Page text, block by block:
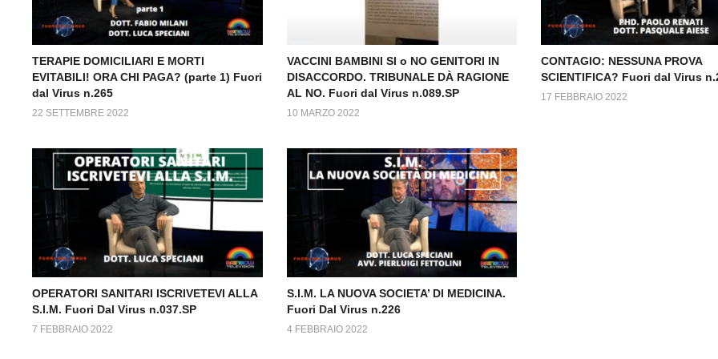
TERAPIE DOMICILIARI E MORTI
EVITABILI! ORA CHI PAGA? (parte 1) Fuori
dal Virus n.265
22 SETTEMBRE 2022
VACCINI BAMBINI SI o NO GENITORI IN
DISACCORDO. TRIBUNALE DÀ RAGIONE
AL NO. Fuori dal Virus n.089.SP
10 MARZO 2022
CONTAGIO: NESSUNA PROVA
SCIENTIFICA? Fuori dal Virus
17 FEBBRAIO 2022
OPERATORI SANITARI ISCRIVETEVI ALLA
S.I.M. Fuori Dal Virus n.037.SP
7 FEBBRAIO 2022
S.I.M. LA NUOVA SOCIETA’ DI MEDICINA.
Fuori Dal Virus n.226
4 FEBBRAIO 2022